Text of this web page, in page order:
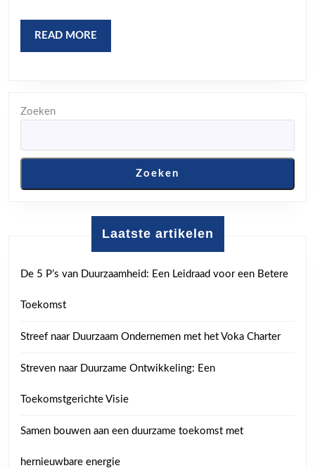
READ MORE
MORE
Zoeken
Zoeken
Laatste artikelen
De 5 P’s van Duurzaamheid: Een Leidraad voor een Betere
Toekomst
Streef naar Duurzaam Ondernemen met het Voka Charter
Streven naar Duurzame Ontwikkeling: Een
Toekomstgerichte Visie
Samen bouwen aan een duurzame toekomst met
hernieuwbare energie